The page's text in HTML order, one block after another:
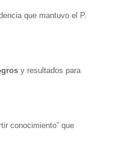
que mantuvo el P.
y resultados para
conocimiento” que